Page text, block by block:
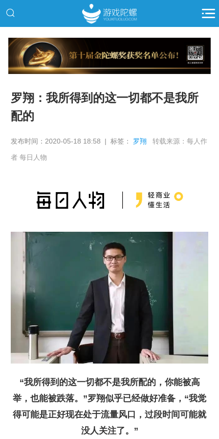
推广
罗翔：我所得到的这一切都不是我所
配的
发布时间：2020-05-18 18:58 | 标签： 罗翔 转载来源：每人作
者 每日人物
“我所得到的这一切都不是我所配的，你能被高
举，也能被跌落。”罗翔似乎已经做好准备，“我觉
得可能是正好现在处于流量风口，过段时间可能就
没人关注了。”